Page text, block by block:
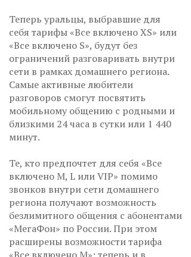
Теперь уральцы, выбравшие для
себя тарифы «Все включено XS» или
«Все включено S», будут без
ограничений разговаривать внутри
сети в рамках домашнего региона.
Самые активные любители
разговоров смогут посвятить
мобильному общению с родными и
близкими 24 часа в сутки или 1 440
минут.
Те, кто предпочтет для себя «Все
включено M, L или VIP» помимо
звонков внутри сети домашнего
региона получают возможность
безлимитного общения с абонентами
«МегаФон» по России. При этом
расширены возможности тарифа